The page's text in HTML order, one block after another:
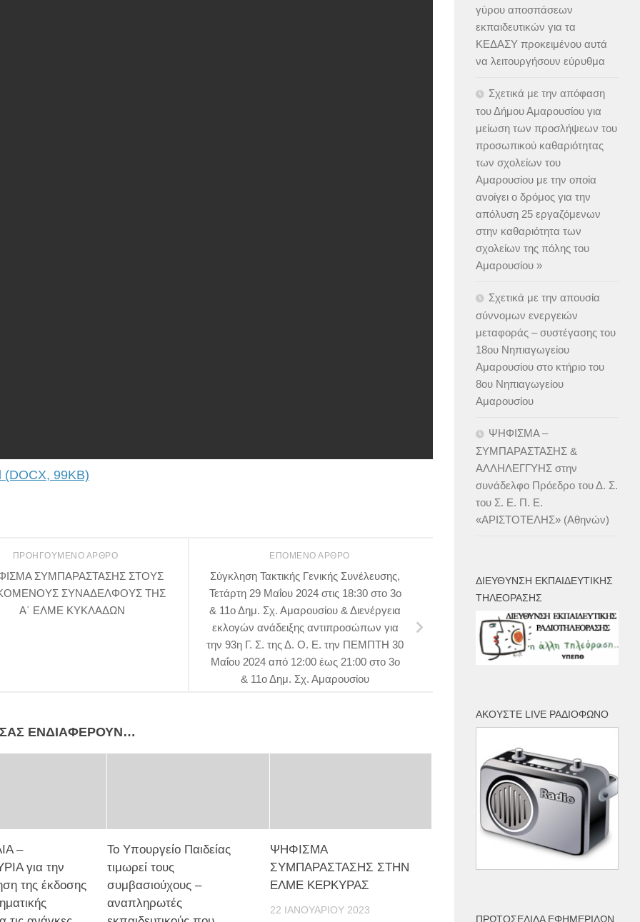
(DOCX, 99KB)
ΕΠΌΜΕΝΟ ΆΡΘΡΟ
Σύγκληση Τακτικής Γενικής Συνέλευσης,
Τετάρτη 29 Μαΐου 2024 στις 18:30 στο 3ο
& 11ο Δημ. Σχ. Αμαρουσίου & Διενέργεια
εκλογών ανάδειξης αντιπροσώπων για
την 93η Γ. Σ. της Δ. Ο. Ε. την ΠΕΜΠΤΗ 30
Μαΐου 2024 από 12:00 έως 21:00 στο 3ο
& 11ο Δημ. Σχ. Αμαρουσίου
ΠΡΟΗΓΟΎΜΕΝΟ ΆΡΘΡΟ
ΣΥΜΠΑΡΑΣΤΑΣΗΣ ΣΤΟΥΣ
ΣΥΝΑΔΕΛΦΟΥΣ ΤΗΣ
Α΄ ΕΛΜΕ ΚΥΚΛΑΔΩΝ
ΣΑΣ ΕΝΔΙΑΦΈΡΟΥΝ…
–
για την
της έκδοσης
Το Υπουργείο Παιδείας
τιμωρεί τους
συμβασιούχους –
αναπληρωτές
ΨΗΦΙΣΜΑ
ΣΥΜΠΑΡΑΣΤΑΣΗΣ ΣΤΗΝ
ΕΛΜΕ ΚΕΡΚΥΡΑΣ
22 ΙΑΝΟΥΑΡΊΟΥ 2023
γύρου αποσπάσεων
εκπαιδευτικών για τα
ΚΕΔΑΣΥ προκειμένου αυτά
να λειτουργήσουν εύρυθμα
Σχετικά με την απόφαση
του Δήμου Αμαρουσίου για
μείωση των προσλήψεων του
προσωπικού καθαριότητας
των σχολείων του
Αμαρουσίου με την οποία
ανοίγει ο δρόμος για την
απόλυση 25 εργαζόμενων
στην καθαριότητα των
σχολείων της πόλης του
Αμαρουσίου »
Σχετικά με την απουσία
σύννομων ενεργειών
μεταφοράς – συστέγασης του
18ου Νηπιαγωγείου
Αμαρουσίου στο κτήριο του
8ου Νηπιαγωγείου
Αμαρουσίου
ΨΗΦΙΣΜΑ –
ΣΥΜΠΑΡΑΣΤΑΣΗΣ &
ΑΛΛΗΛΕΓΓΥΗΣ στην
συνάδελφο Πρόεδρο του Δ. Σ.
του Σ. Ε. Π. Ε.
«ΑΡΙΣΤΟΤΕΛΗΣ» (Αθηνών)
ΔΙΕΎΘΥΝΣΗ ΕΚΠΑΙΔΕΥΤΙΚΉΣ
ΤΗΛΕΌΡΑΣΗΣ
ΑΚΟΎΣΤΕ LIVE ΡΑΔΙΌΦΩΝΟ
ΠΡΩΤΟΣΈΛΙΔΑ ΕΦΗΜΕΡΊΔΩΝ